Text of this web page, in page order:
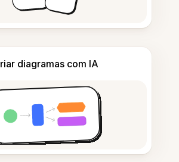
diagramas com IA